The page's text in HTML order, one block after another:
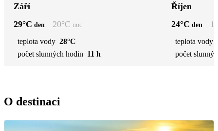
Září
29°C den 20°C noc
teplota vody 28°C
počet slunných hodin 11 h
Říjen
24°C den
teplota vody
počet
O destinaci